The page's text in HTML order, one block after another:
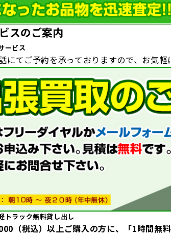
スのご案内
ービス
にてご予約を承っておりますので、お気軽
トラック無料貸し出し
（税込）以上ご購入の方に、 「1時間無料